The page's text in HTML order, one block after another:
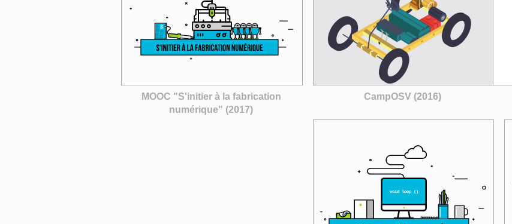
MOOC "S'initier à la fabrication
numérique" (2017)
CampOSV (2016)